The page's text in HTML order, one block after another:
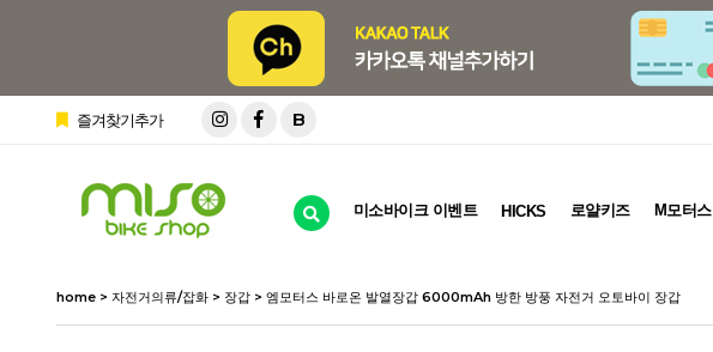
즐겨찾기추가 B
미소바이크 이벤트 HICKS 로얄키즈 M모터스
home > 자전거의류/잡화 > 장갑 > 엠모터스 바로온 발열장갑 6000mAh 방한 방풍 자전거 오토바이 장갑